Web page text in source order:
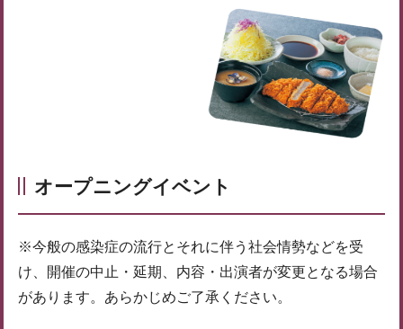
オープニングイベント
※今般の感染症の流行とそれに伴う社会情勢などを受
け、開催の中止・延期、内容・出演者が変更となる場合
があります。あらかじめご了承ください。